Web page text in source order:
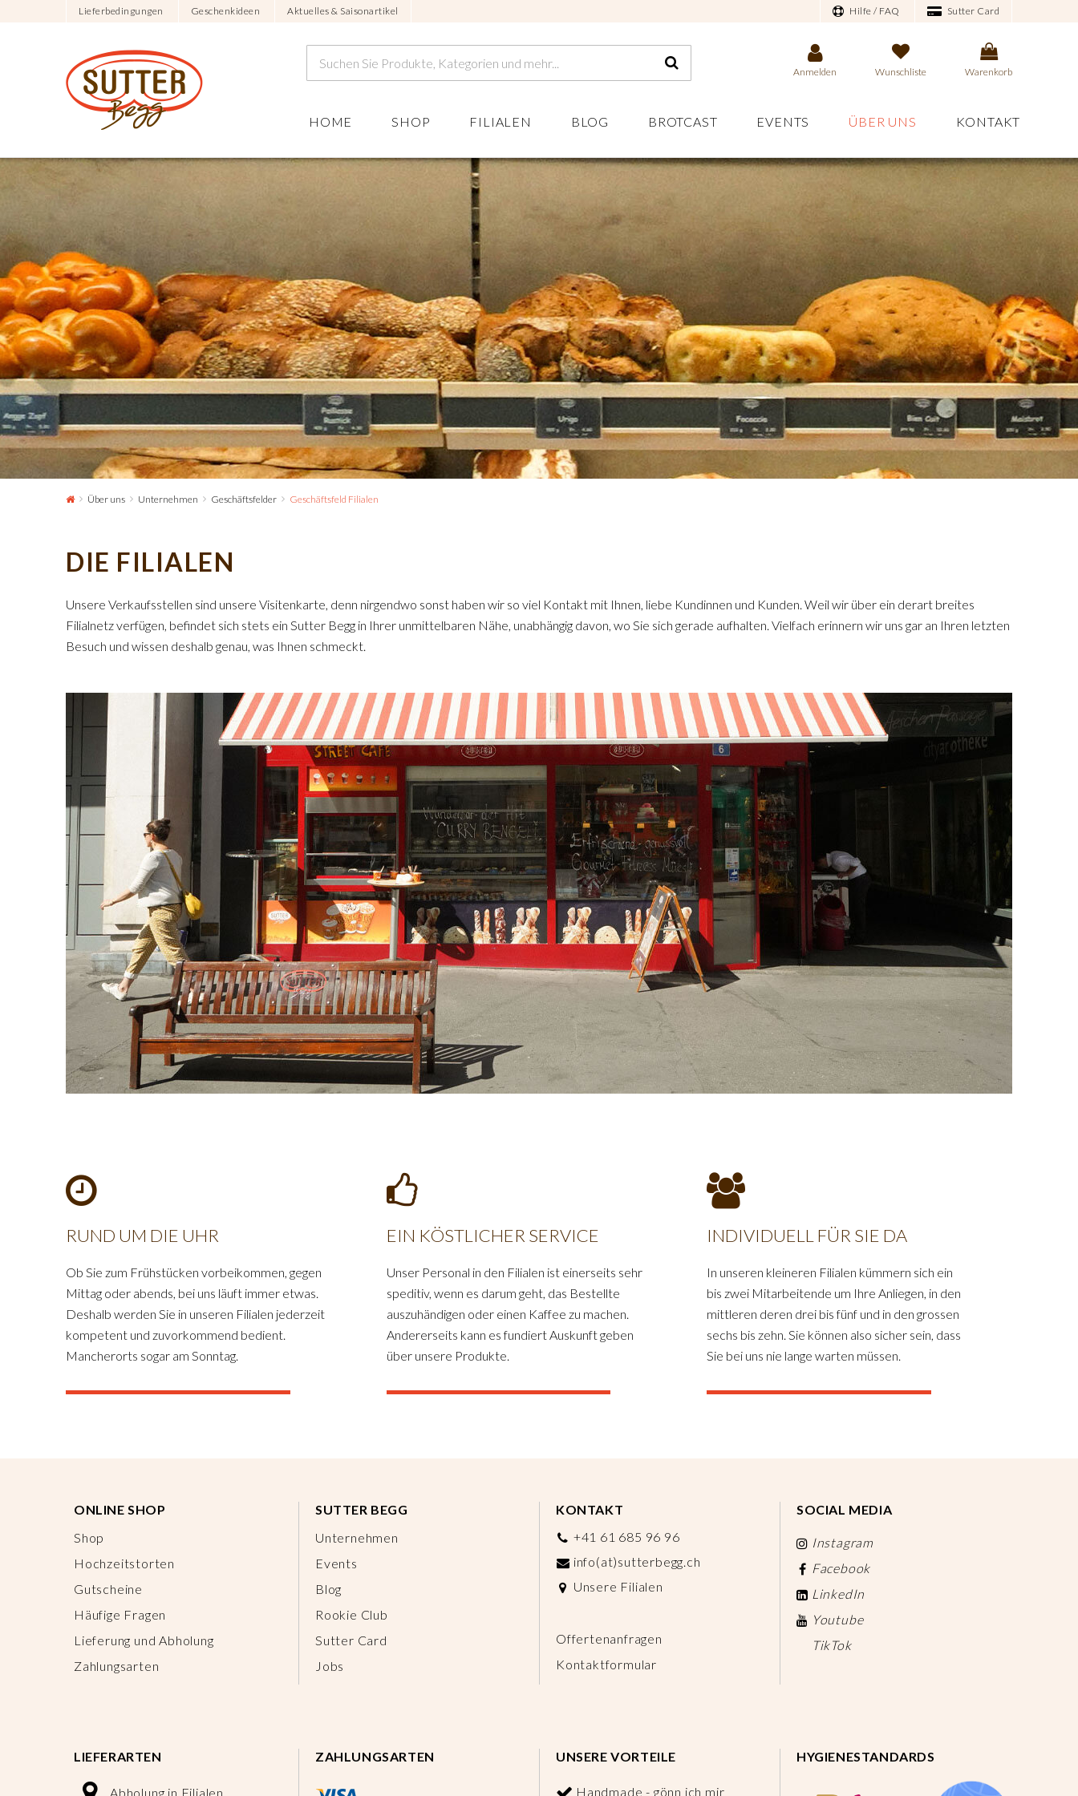
Lieferbedingungen Geschenkideen Aktuelles & Saisonartikel Hilfe / FAQ Sutter Card
Anmelden Wunschliste Warenkorb
HOME SHOP FILIALEN BLOG BROTCAST EVENTS ÜBER UNS KONTAKT
Über uns Unternehmen Geschäftsfelder Geschäftsfeld Filialen
DIE FILIALEN
Unsere Verkaufsstellen sind unsere Visitenkarte, denn nirgendwo sonst haben wir so viel Kontakt mit Ihnen, liebe Kundinnen und Kunden. Weil wir über ein derart breites
Filialnetz verfügen, befindet sich stets ein Sutter Begg in Ihrer unmittelbaren Nähe, unabhängig davon, wo Sie sich gerade aufhalten. Vielfach erinnern wir uns gar an Ihren letzten
Besuch und wissen deshalb genau, was Ihnen schmeckt.
RUND UM DIE UHR
Ob Sie zum Frühstücken vorbeikommen, gegen
Mittag oder abends, bei uns läuft immer etwas.
Deshalb werden Sie in unseren Filialen jederzeit
kompetent und zuvorkommend bedient.
Mancherorts sogar am Sonntag.
EIN KÖSTLICHER SERVICE
Unser Personal in den Filialen ist einerseits sehr
speditiv, wenn es darum geht, das Bestellte
auszuhändigen oder einen Kaffee zu machen.
Andererseits kann es fundiert Auskunft geben
über unsere Produkte.
INDIVIDUELL FÜR SIE DA
In unseren kleineren Filialen kümmern sich ein
bis zwei Mitarbeitende um Ihre Anliegen, in den
mittleren deren drei bis fünf und in den grossen
sechs bis zehn. Sie können also sicher sein, dass
Sie bei uns nie lange warten müssen.
ONLINE SHOP
Shop
Hochzeitstorten
Gutscheine
Häufige Fragen
Lieferung und Abholung
Zahlungsarten
SUTTER BEGG
Unternehmen
Events
Blog
Rookie Club
Sutter Card
Jobs
KONTAKT
+41 61 685 96 96
info(at)sutterbegg.ch
Unsere Filialen
Offertenanfragen
Kontaktformular
SOCIAL MEDIA
Instagram
Facebook
LinkedIn
Youtube
TikTok
LIEFERARTEN
Abholung in Filialen
ZAHLUNGSARTEN UNSERE VORTEILE
Handmade - gönn ich mir
HYGIENESTANDARDS